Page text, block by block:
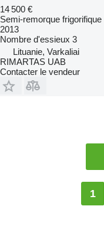
14 500 €
Semi-remorque frigorifique
2013
Nombre d'essieux 3
Lituanie, Varkaliai
RIMARTAS UAB
Contacter le vendeur
1